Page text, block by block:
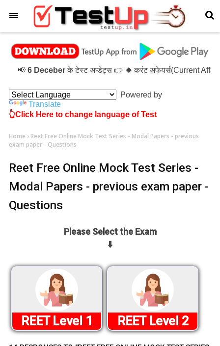
6 Deceberके टेस्ट अप्डेट्स 👉 ◆ करंट अफेयर्स(Current Affairs)-
Powered by
Translate
👆Click Here to change language of Test
Home › Reet Free Online Mock Test Series - Modal Papers - previous
exam paper - Questions
Reet Free Online Mock Test Series -
Modal Papers - previous exam paper -
Questions
Please Select the Exam
⬇️
REET Level 1 REET Level 2